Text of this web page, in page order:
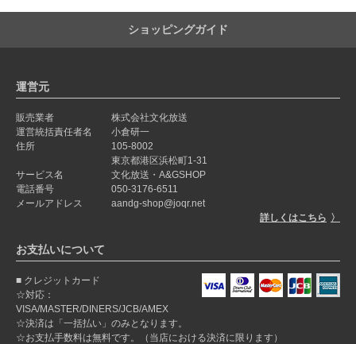
ショッピングガイド
運営元
販売業者
株式会社文化放送
運営統括責任者名
小倉研一
住所
105-8002
東京都港区浜松町1-31
サービス名
文化放送・A&GSHOP
電話番号
050-3176-6511
メールアドレス
aandg-shop@joqr.net
詳しくはこちら
お支払いについて
クレジットカード
☆対応：
VISA/MASTER/DINERS/JCB/AMEX
☆決済は「一括払い」のみとなります。
☆お支払手数料は無料です。（当店における決済に限ります）